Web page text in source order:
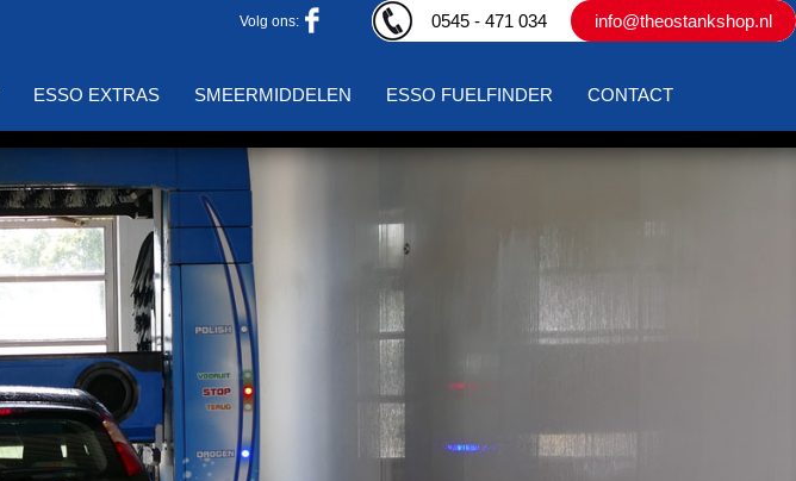
ESSO EXTRAS SMEERMIDDELEN ESSO FUELFINDER CONTACT
0545 - 471 034 info@theostankshop.nl
Volg ons: